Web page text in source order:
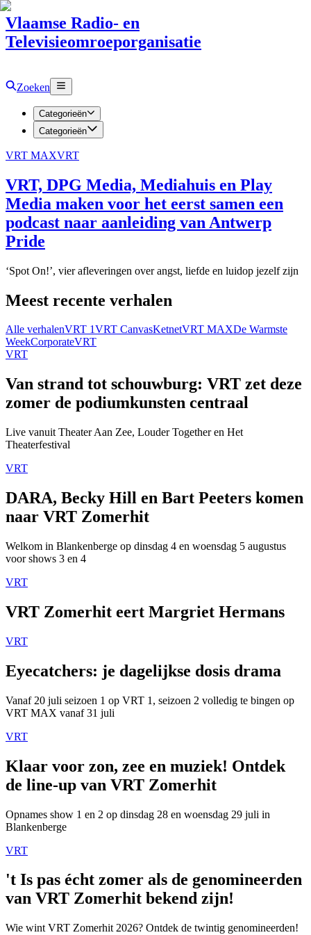
Vlaamse Radio- en
Televisieomroeporganisatie
Zoeken
Categorieën
Categorieën
VRT MAXVRT
VRT, DPG Media, Mediahuis en Play
Media maken voor het eerst samen een
podcast naar aanleiding van Antwerp
Pride
‘Spot On!’, vier afleveringen over angst, liefde en luidop jezelf zijn
Meest recente verhalen
Alle verhalenVRT 1VRT CanvasKetnetVRT MAXDe Warmste
WeekCorporateVRT
VRT
Van strand tot schouwburg: VRT zet deze
zomer de podiumkunsten centraal
Live vanuit Theater Aan Zee, Louder Together en Het
Theaterfestival
VRT
DARA, Becky Hill en Bart Peeters komen
naar VRT Zomerhit
Welkom in Blankenberge op dinsdag 4 en woensdag 5 augustus
voor shows 3 en 4
VRT
VRT Zomerhit eert Margriet Hermans
VRT
Eyecatchers: je dagelijkse dosis drama
Vanaf 20 juli seizoen 1 op VRT 1, seizoen 2 volledig te bingen op
VRT MAX vanaf 31 juli
VRT
Klaar voor zon, zee en muziek! Ontdek
de line-up van VRT Zomerhit
Opnames show 1 en 2 op dinsdag 28 en woensdag 29 juli in
Blankenberge
VRT
't Is pas écht zomer als de genomineerden
van VRT Zomerhit bekend zijn!
Wie wint VRT Zomerhit 2026? Ontdek de twintig genomineerden!